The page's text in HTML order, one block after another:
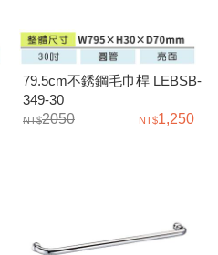
79.5cm不銹鋼毛巾桿 LEBSB-
349-30
2050
1,250